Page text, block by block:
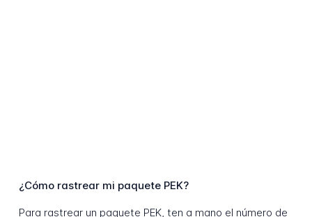
¿Cómo rastrear mi paquete PEK?
Para rastrear un paquete PEK, ten a mano el número de